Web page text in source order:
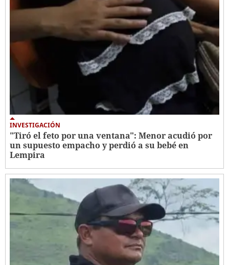
INVESTIGACIÓN
"Tiró el feto por una ventana": Menor acudió por
un supuesto empacho y perdió a su bebé en
Lempira